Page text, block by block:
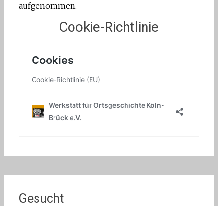
aufgenommen.
Cookie-Richtlinie
Gesucht